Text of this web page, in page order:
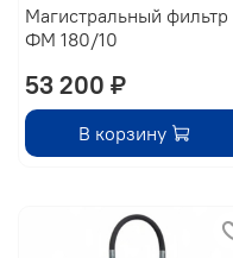
Магистральный фильтр
ФМ 180/10
53 200 ₽
В корзину